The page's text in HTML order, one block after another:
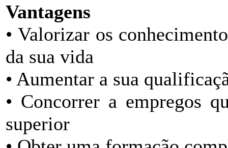
Vantagens
• Valorizar os
da sua vida
• Aumentar a sua
• Concorrer a empregos
superior